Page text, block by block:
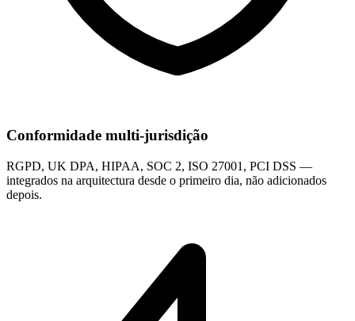
Conformidade multi-jurisdição
RGPD, UK DPA, HIPAA, SOC 2, ISO 27001, PCI DSS —
integrados na arquitectura desde o primeiro dia, não adicionados
depois.